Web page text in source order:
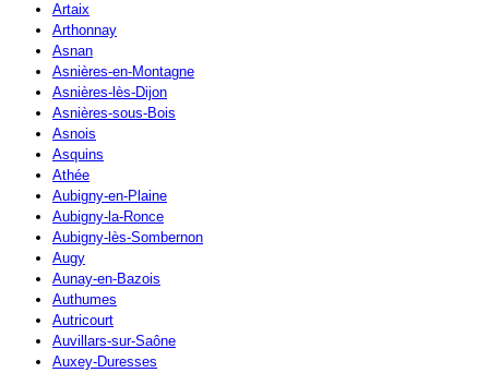
Artaix
Arthonnay
Asnan
Asnières-en-Montagne
Asnières-lès-Dijon
Asnières-sous-Bois
Asnois
Asquins
Athée
Aubigny-en-Plaine
Aubigny-la-Ronce
Aubigny-lès-Sombernon
Augy
Aunay-en-Bazois
Authumes
Autricourt
Auvillars-sur-Saône
Auxey-Duresses